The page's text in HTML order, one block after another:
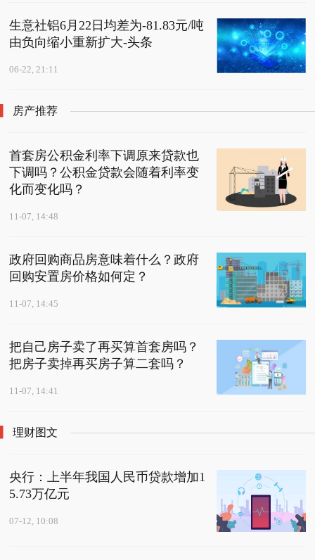
生意社铝6月22日均差为-81.83元/吨
由负向缩小重新扩大-头条
06-22, 21:11
房产推荐
首套房公积金利率下调原来贷款也
下调吗？公积金贷款会随着利率变
化而变化吗？
11-07, 14:48
政府回购商品房意味着什么？政府
回购安置房价格如何定？
11-07, 14:45
把自己房子卖了再买算首套房吗？
把房子卖掉再买房子算二套吗？
11-07, 14:41
理财图文
央行：上半年我国人民币贷款增加1
5.73万亿元
07-12, 10:08